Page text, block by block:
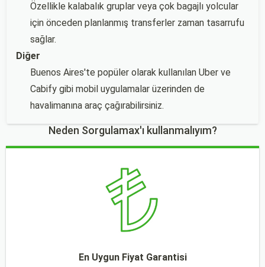
Özellikle kalabalık gruplar veya çok bagajlı yolcular
için önceden planlanmış transferler zaman tasarrufu
sağlar.
Diğer
Buenos Aires'te popüler olarak kullanılan Uber ve
Cabify gibi mobil uygulamalar üzerinden de
havalimanına araç çağırabilirsiniz.
Neden Sorgulamax'ı kullanmalıyım?
En Uygun Fiyat Garantisi